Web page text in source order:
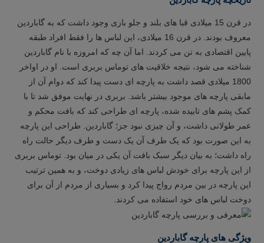
در قرن 15 میلادی قبا های بلند و جلو بازی وجود داشت که به گاباردین
معروف بودند. در قرن 16 میلادی، این لباس ها را فقط افراد طبقه
پایین اقتصادی به تن می کردند. اما آن چه که امروزه با نام گاباردین
شناخته می شود، نتیجه خلاقیت های توماس بربری است. او در اواخر
1800 میلادی قصد داشت به پارچه ای دست پیدا کند که دوام آن از
مابقی پارچه های موجود بیشتر باشد. بربری در نهایت موفق شد تا با
کمک پشم های تابیده شده، پارچه ای طراحی کند که بافت محکم و
عمر طولانی داشت، و آن چیزی نبود جز؛ گاباردین. طراحی این پارچه
به این صورت بود که یک طرف آن یک دست و طرف دیگر حالت راه
راه داشت؛ به بیان دیگر سبک بافت آن یکی در میان بود. توماس بربری
از این پارچه برای خودش لباس های زیادی دوخت، و به همین ترتیب
این پارچه در بین مردم رواج پیدا کرد و بسیاری از مردم از آن برای
دوخت لباس های خود استفاده می کردند.
ویژگی های پارچه گاباردین